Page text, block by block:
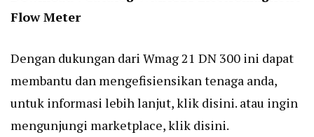
Flow Meter
Dengan dukungan dari Wmag 21 DN 300 ini dapat
membantu dan mengefisiensikan tenaga anda,
untuk informasi lebih lanjut,klik disini. atau ingin
mengunjungi marketplace,klik disini.